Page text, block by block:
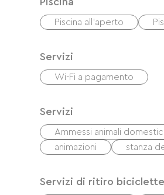
Piscina all'aperto
Servizi
Wi-Fi a pagamento
Servizi
Ammessi animali domestici
animazioni
stanza
Servizi di ritiro biciclette